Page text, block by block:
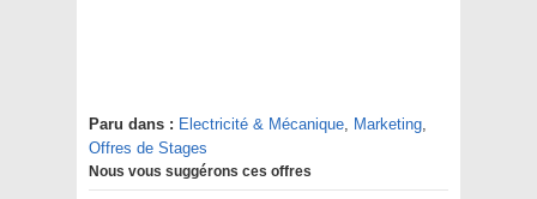
Paru dans : Electricité & Mécanique, Marketing,
Offres de Stages
Nous vous suggérons ces offres